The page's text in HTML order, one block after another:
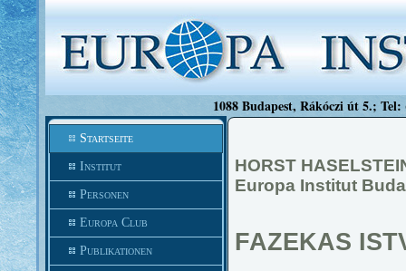
1088 Budapest, Rákóczi út 5.;
Startseite
Institut
Personen
Europa Club
Publikationen
HORST
Europa Institut
FAZEKAS